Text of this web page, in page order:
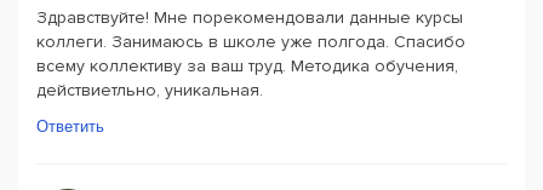
Здравствуйте! Мне порекомендовали данные курсы
коллеги. Занимаюсь в школе уже полгода. Спасибо
всему коллективу за ваш труд. Методика обучения,
действиетльно, уникальная.
Ответить